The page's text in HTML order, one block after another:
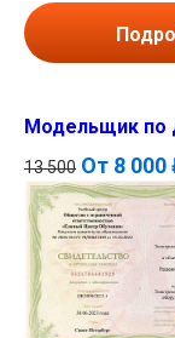
Модельщик по
13 500 От 8 000